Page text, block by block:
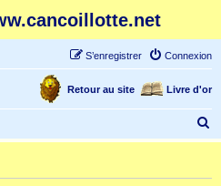
Connexion
S’enregistrer
Livre d'or
Retour au site
e